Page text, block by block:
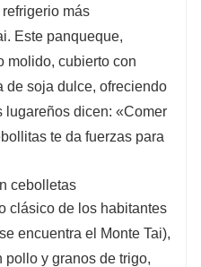
más
Este panqueque,
molido, cubierto con
de soja dulce, ofreciendo
lugareños dicen: «Comer
te da fuerzas para
clásico de los habitantes
encuentra el Monte Tai),
pollo y granos de trigo,